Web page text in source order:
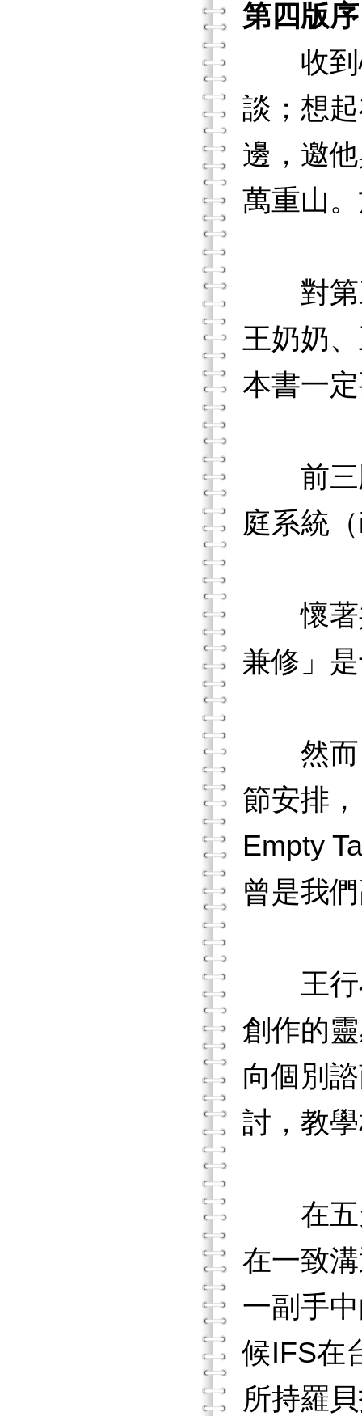
第四版序
收到心
談；想
邊，邀
萬重山
對第三
王奶奶
本書一
前三版
庭系統
懷著共
兼修」
然而，
節安排
Empty
曾是我
王行小
創作的
向個別
討，教
在五天
在一致
一副手
候IFS在
所持羅